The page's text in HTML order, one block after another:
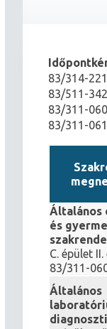
83/314-221
83/511-342
83/311-
83/311-
Általános
és
C. épület
83/311-
Általános